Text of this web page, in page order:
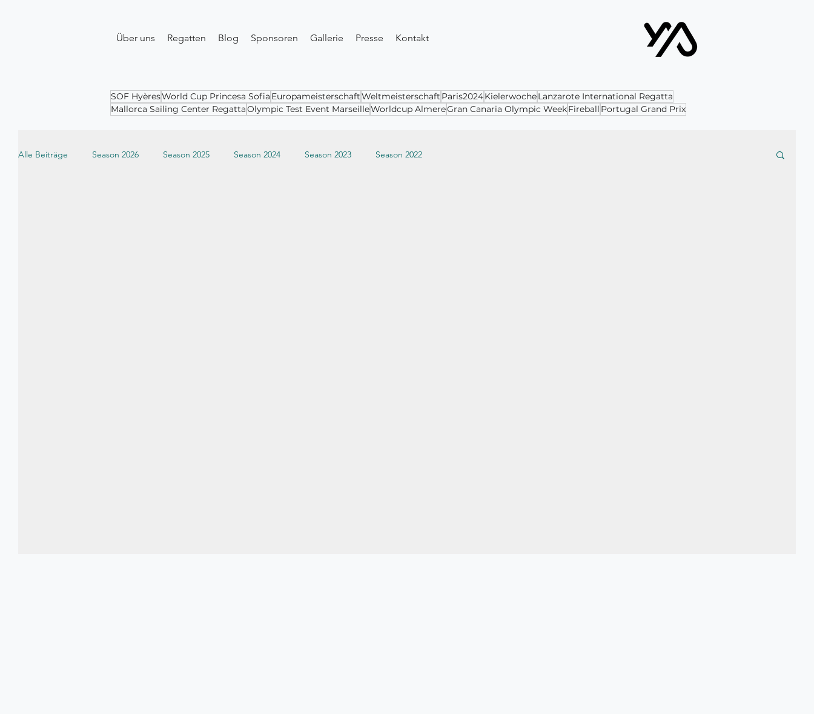
Über uns Regatten Blog Sponsoren Gallerie Presse Kontakt
SOF HyèresWorld Cup Princesa Sofia EuropameisterschaftWeltmeisterschaft Paris2024KielerwocheLanzarote International Regatta
Mallorca Sailing Center RegattaOlympic Test Event MarseilleWorldcup AlmereGran Canaria Olympic WeekFireball Portugal Grand Prix
Alle Beiträge Season 2026 Season 2025 Season 2024 Season 2023 Season 2022